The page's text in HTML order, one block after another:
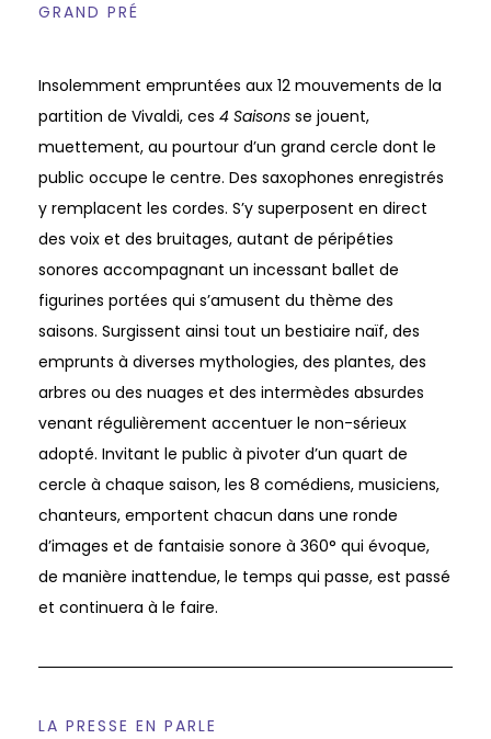
GRAND PRÉ
Insolemment empruntées aux 12 mouvements de la
partition de Vivaldi, ces 4 Saisons se jouent,
muettement, au pourtour d’un grand cercle dont le
public occupe le centre. Des saxophones enregistrés
y remplacent les cordes. S’y superposent en direct
des voix et des bruitages, autant de péripéties
sonores accompagnant un incessant ballet de
figurines portées qui s’amusent du thème des
saisons. Surgissent ainsi tout un bestiaire naïf, des
emprunts à diverses mythologies, des plantes, des
arbres ou des nuages et des intermèdes absurdes
venant régulièrement accentuer le non-sérieux
adopté. Invitant le public à pivoter d’un quart de
cercle à chaque saison, les 8 comédiens, musiciens,
chanteurs, emportent chacun dans une ronde
d’images et de fantaisie sonore à 360° qui évoque,
de manière inattendue, le temps qui passe, est passé
et continuera à le faire.
LA PRESSE EN PARLE